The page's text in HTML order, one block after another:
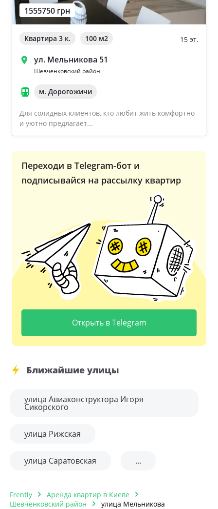
Ворзель
Борисполь
Буча
Дом 2000-2009 года
Новострой
Частный дом
Общая площадь квартиры
От 40
От 60
От 100
1555750 грн
Квартира 3 к. 100 м2 15 эт.
ул. Мельникова 51
Шевченковский район
м. Дорогожичи
Для солидных клиентов, кто любит жить комфортно
и уютно предлагает...
Переходи в Telegram-бот и
подписывайся на рассылку квартир
Открыть в Telegram
Ближайшие улицы
улица Авиаконструктора Игоря
Сикорского
улица Рижская
улица Саратовская ...
Frently
Аренда квартир в Киеве
Шевченковский район
улица Мельникова